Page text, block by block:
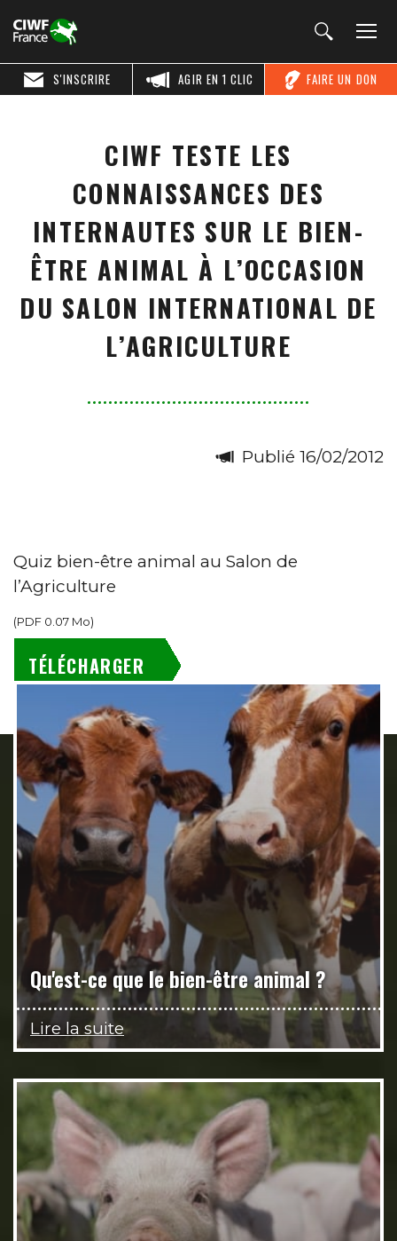
FAIRE UN DON
AGIR EN 1 CLIC
S'INSCRIRE
CIWF TESTE LES
CONNAISSANCES DES
INTERNAUTES SUR LE BIEN-
ÊTRE ANIMAL À L’OCCASION
DU SALON INTERNATIONAL DE
L’AGRICULTURE
Publié 16/02/2012
Quiz bien-être animal au Salon de
l’Agriculture
(PDF 0.07 Mo)
TÉLÉCHARGER
Qu'est-ce que le bien-être animal ?
Lire la suite